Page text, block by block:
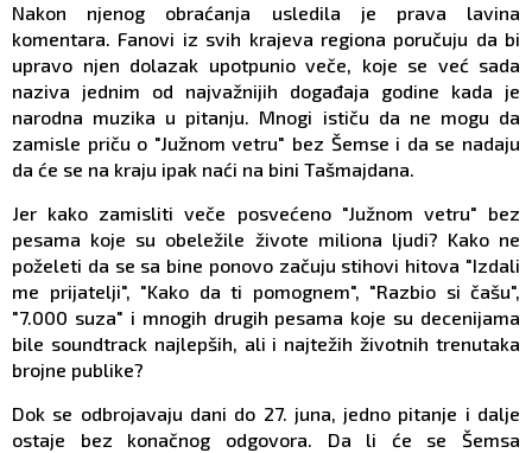
Nakon njenog obraćanja usledila je prava lavina
komentara. Fanovi iz svih krajeva regiona poručuju da bi
upravo njen dolazak upotpunio veče, koje se već sada
naziva jednim od najvažnijih događaja godine kada je
narodna muzika u pitanju. Mnogi ističu da ne mogu da
zamisle priču o "Južnom vetru" bez Šemse i da se nadaju
da će se na kraju ipak naći na bini Tašmajdana.
Jer kako zamisliti veče posvećeno "Južnom vetru" bez
pesama koje su obeležile živote miliona ljudi? Kako ne
poželeti da se sa bine ponovo začuju stihovi hitova "Izdali
me prijatelji", "Kako da ti pomognem", "Razbio si čašu",
"7.000 suza" i mnogih drugih pesama koje su decenijama
bile soundtrack najlepših, ali i najtežih životnih trenutaka
brojne publike?
Dok se odbrojavaju dani do 27. juna, jedno pitanje i dalje
ostaje bez konačnog odgovora. Da li će se Šemsa